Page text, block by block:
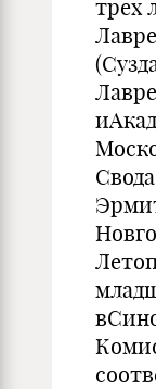
трех